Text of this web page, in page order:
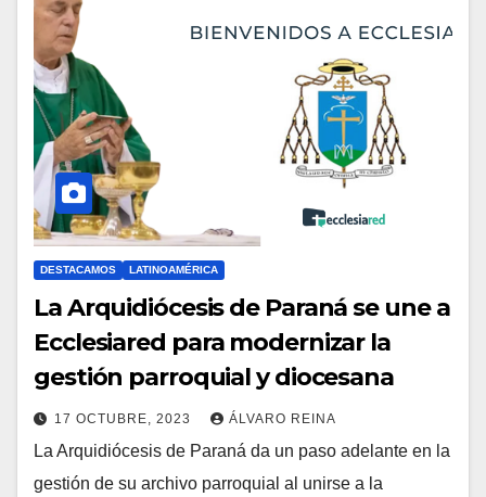
T
A
R
O
DESTACAMOS LATINOAMÉRICA
La Arquidiócesis de Paraná se une a
Ecclesiared para modernizar la
gestión parroquial y diocesana
17 OCTUBRE, 2023 ÁLVARO REINA
N
O
La Arquidiócesis de Paraná da un paso adelante en la
gestión de su archivo parroquial al unirse a la